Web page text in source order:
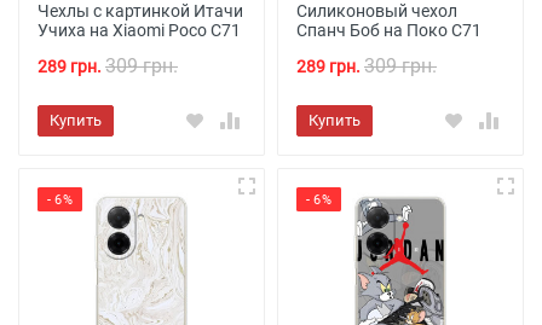
Чехлы с картинкой Итачи
Учиха на Xiaomi Poco C71
289 грн. 309 грн.
Купить
Силиконовый чехол
Спанч Боб на Поко С71
289 грн. 309 грн.
Купить
- 6% - 6%